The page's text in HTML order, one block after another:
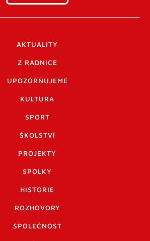
AKTUALITY
Z RADNICE
UPOZORŇUJEME
KULTURA
SPORT
ŠKOLSTVÍ
PROJEKTY
SPOLKY
HISTORIE
ROZHOVORY
SPOLEČNOST